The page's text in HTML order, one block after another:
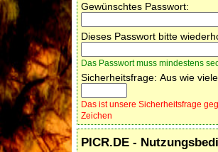
Gewünschtes Passwort:
Dieses Passwort bitte
Das Passwort muss mindestens
Sicherheitsfrage: Aus wie
Das ist unsere Sicherheitsfrage
Zeichen
PICR.DE -